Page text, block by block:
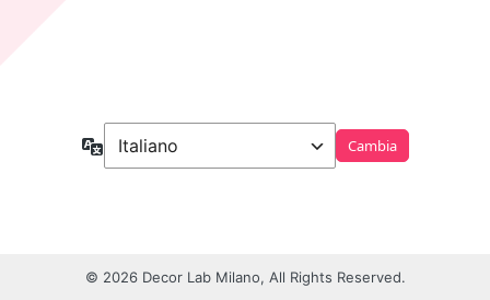
Lingua
© 2026 Decor Lab Milano, All Rights Reserved.